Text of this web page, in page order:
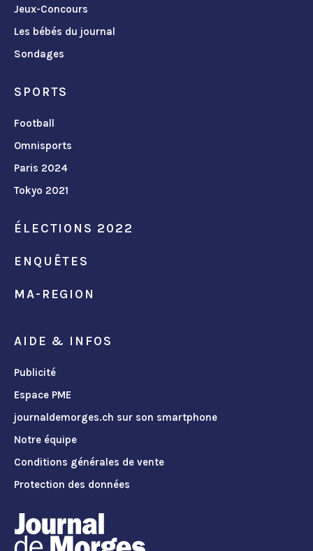
Jeux-Concours
Les bébés du journal
Sondages
SPORTS
Football
Omnisports
Paris 2024
Tokyo 2021
ÉLECTIONS 2022
ENQUÊTES
MA-REGION
AIDE & INFOS
Publicité
Espace PME
journaldemorges.ch sur son smartphone
Notre équipe
Conditions générales de vente
Protection des données